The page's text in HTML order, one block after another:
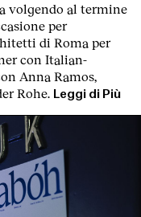
volgendo al termine
per
di Roma per
con Italian-
Anna Ramos,
Rohe. Leggi di Più